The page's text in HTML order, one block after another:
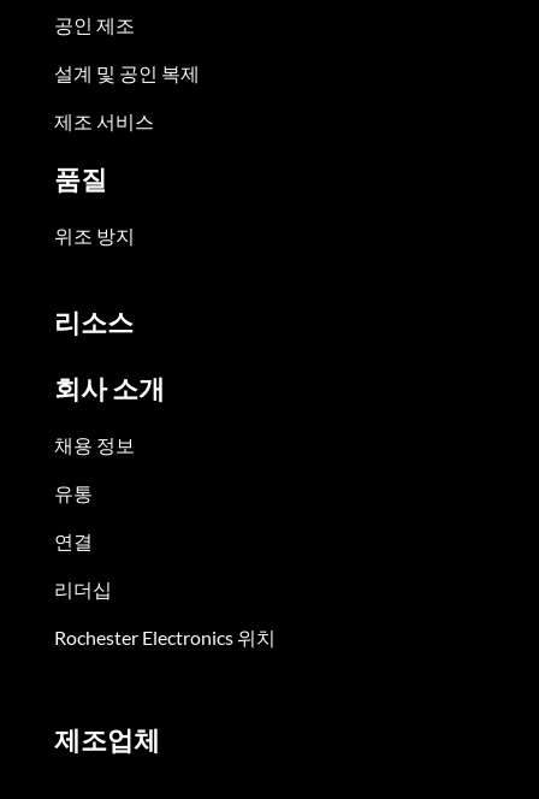
공인 제조
설계 및 공인 복제
제조 서비스
품질
위조 방지
리소스
회사 소개
채용 정보
유통
연결
리더십
Rochester Electronics 위치
제조업체